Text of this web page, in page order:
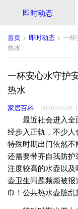
即时动态
首页 > 即时动态 > 一杯
热水
一杯安心水守护
热水
家居百科 2020-04-20
最近社会进入全
经步入正轨，不少人
特殊时期出门依然不
还需要带齐自我防
注度较高的水壶以
壶卫生问题频频被
巾！公共热水壶脏